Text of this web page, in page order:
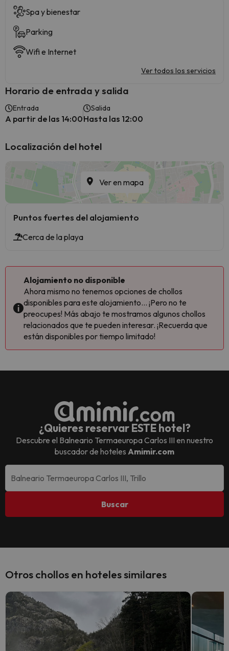
Spa y bienestar
Parking
Wifi e Internet
Ver todos los servicios
Horario de entrada y salida
Entrada
A partir de las 14:00
Salida
Hasta las 12:00
Localización del hotel
Ver en mapa
Puntos fuertes del alojamiento
Cerca de la playa
Alojamiento no disponible
Ahora mismo no tenemos opciones de chollos
disponibles para este alojamiento... ¡Pero no te
preocupes! Más abajo te mostramos algunos chollos
relacionados que te pueden interesar. ¡Recuerda que
están disponibles por tiempo limitado!
¿Quieres reservar ESTE hotel?
Descubre el Balneario Termaeuropa Carlos III en nuestro
buscador de hoteles Amimir.com
Buscar
Otros chollos en hoteles similares